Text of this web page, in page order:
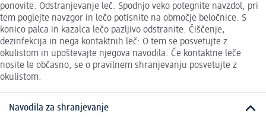
ponovite. Odstranjevanje leč: Spodnjo veko potegnite navzdol, pri
tem poglejte navzgor in lečo potisnite na območje beločnice. S
konico palca in kazalca lečo pazljivo odstranite. Čiščenje,
dezinfekcija in nega kontaktnih leč: O tem se posvetujte z
okulistom in upoštevajte njegova navodila. Če kontaktne leče
nosite le občasno, se o pravilnem shranjevanju posvetujte z
okulistom.
Navodila za shranjevanje